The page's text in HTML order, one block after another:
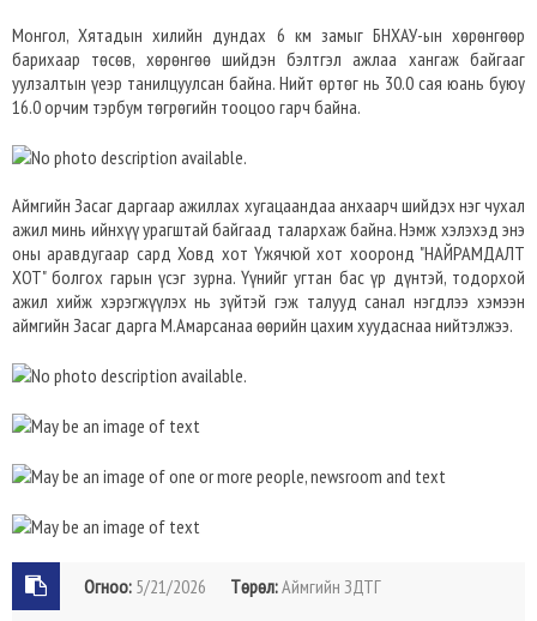
Монгол, Хятадын хилийн дундах 6 км замыг БНХАУ-ын хөрөнгөөр
барихаар төсөв, хөрөнгөө шийдэн бэлтгэл ажлаа хангаж байгааг
уулзалтын үеэр танилцуулсан байна. Нийт өртөг нь 30.0 сая юань буюу
16.0 орчим тэрбум төгрөгийн тооцоо гарч байна.
Аймгийн Засаг даргаар ажиллах хугацаандаа анхаарч шийдэх нэг чухал
ажил минь ийнхүү урагштай байгаад талархаж байна. Нэмж хэлэхэд энэ
оны аравдугаар сард Ховд хот Үжячюй хот хооронд "НАЙРАМДАЛТ
ХОТ" болгох гарын үсэг зурна. Үүнийг угтан бас үр дүнтэй, тодорхой
ажил хийж хэрэгжүүлэх нь зүйтэй гэж талууд санал нэгдлээ хэмээн
аймгийн Засаг дарга М.Амарсанаа өөрийн цахим хуудаснаа нийтэлжээ.
Огноо: 5/21/2026 Төрөл:Аймгийн ЗДТГ